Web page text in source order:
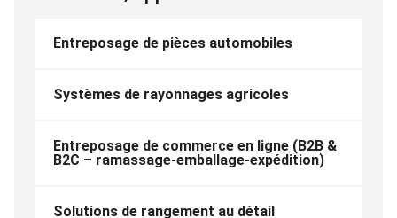
Entreposage de pièces automobiles
Systèmes de rayonnages agricoles
Entreposage de commerce en ligne (B2B &
B2C – ramassage-emballage-expédition)
Solutions de rangement au détail